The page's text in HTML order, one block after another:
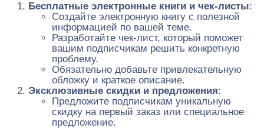
Бесплатные электронные книги и чек-листы:
Создайте электронную книгу с полезной
информацией по вашей теме.
Разработайте чек-лист, который поможет
вашим подписчикам решить конкретную
проблему.
Обязательно добавьте привлекательную
обложку и краткое описание.
Эксклюзивные скидки и предложения:
Предложите подписчикам уникальную
скидку на первый заказ или специальное
предложение.